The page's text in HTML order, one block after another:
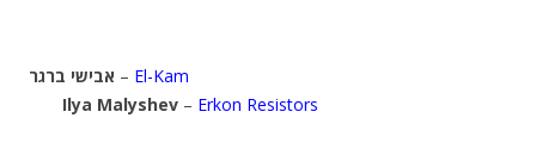
אבישי ברגר – El-Kam
Ilya Malyshev – Erkon Resistors